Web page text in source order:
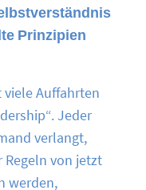
Prinzipien
Auffahrten
Jeder
verlangt,
Regeln von jetzt
werden,